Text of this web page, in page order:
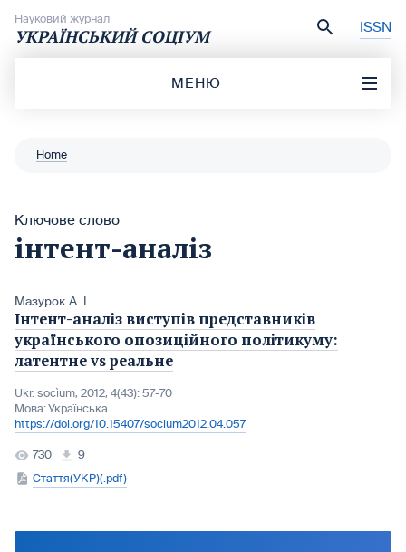
Науковий журнал
УКРАЇНСЬКИЙ СОЦІУМ ISSN
МЕНЮ
Home
Ключове слово
інтент-аналіз
Мазурок А. І.
Інтент-аналіз виступів представників
українського опозиційного політикуму:
латентне vs реальне
Ukr. socìum, 2012, 4(43): 57-70
Мова:Українська
https://doi.org/10.15407/socium2012.04.057
730
9
Стаття(УКР)(.pdf)